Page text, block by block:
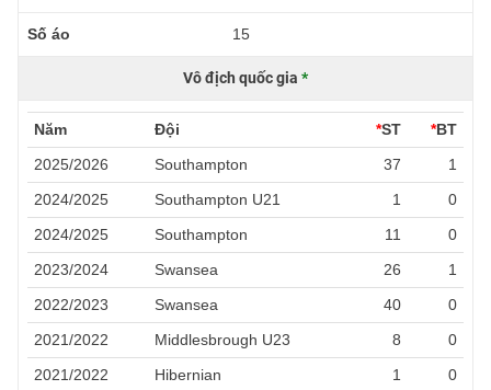
Số áo 15
Vô địch quốc gia *
Năm Đội *ST *BT
2025/2026
Southampton 37
1
2024/2025
Southampton U21 1
0
2024/2025
Southampton 11
0
2023/2024
Swansea 26
1
2022/2023
Swansea 40
0
2021/2022
Middlesbrough U23 8
0
2021/2022
Hibernian 1
0